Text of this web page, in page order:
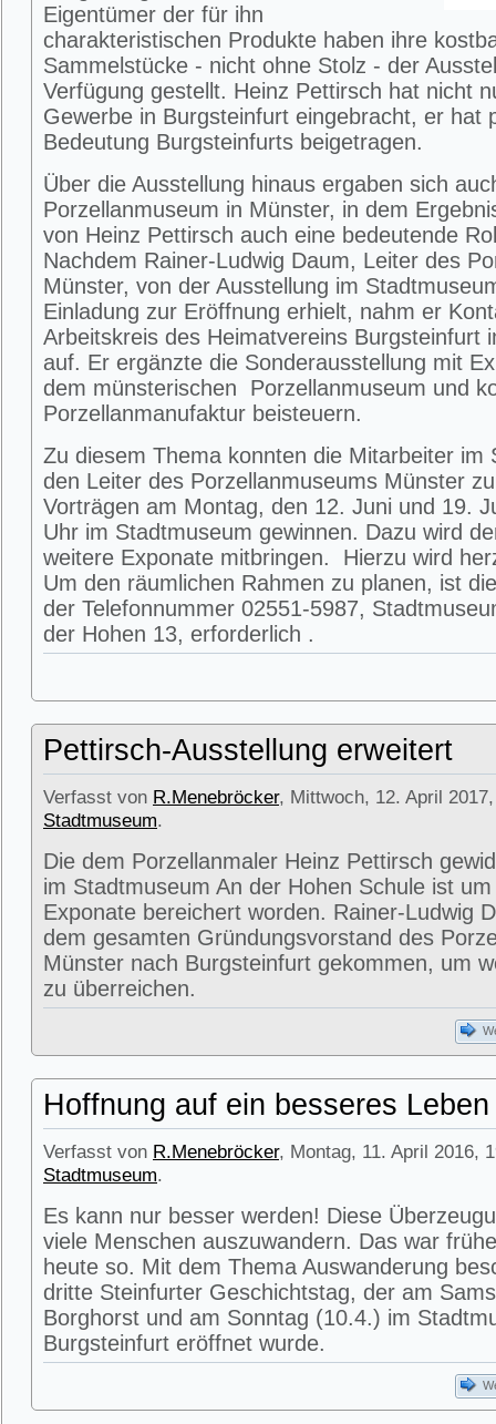
Eigentümer der für ihn
charakteristischen Produkte haben ihre
Sammelstücke - nicht ohne Stolz - der
Verfügung gestellt. Heinz Pettirsch hat nicht
Gewerbe in Burgsteinfurt eingebracht, er hat
Bedeutung Burgsteinfurts beigetragen.
Über die Ausstellung hinaus ergaben sich
Porzellanmuseum in Münster, in dem
von Heinz Pettirsch auch eine bedeutende
Nachdem Rainer-Ludwig Daum, Leiter des
Münster, von der Ausstellung im
Einladung zur Eröffnung erhielt, nahm er
Arbeitskreis des Heimatvereins Burgsteinfurt
auf. Er ergänzte die Sonderausstellung mit
dem münsterischen Porzellanmuseum und
Porzellanmanufaktur beisteuern.
Zu diesem Thema konnten die Mitarbeiter im
den Leiter des Porzellanmuseums Münster
Vorträgen am Montag, den 12. Juni und 19.
Uhr im Stadtmuseum gewinnen. Dazu wird
weitere Exponate mitbringen. Hierzu wird
Um den räumlichen Rahmen zu planen, ist
der Telefonnummer 02551-5987,
der Hohen 13, erforderlich .
Pettirsch-Ausstellung erweitert
Verfasst von R.Menebröcker, Mittwoch, 12. April
Stadtmuseum.
Die dem Porzellanmaler Heinz Pettirsch
im Stadtmuseum An der Hohen Schule ist
Exponate bereichert worden. Rainer-Ludwig
dem gesamten Gründungsvorstand des
Münster nach Burgsteinfurt gekommen, um
zu überreichen.
Hoffnung auf ein besseres Leben
Verfasst von R.Menebröcker, Montag, 11. April 2016,
Stadtmuseum.
Es kann nur besser werden! Diese
viele Menschen auszuwandern. Das war
heute so. Mit dem Thema Auswanderung
dritte Steinfurter Geschichtstag, der am
Borghorst und am Sonntag (10.4.) im
Burgsteinfurt eröffnet wurde.